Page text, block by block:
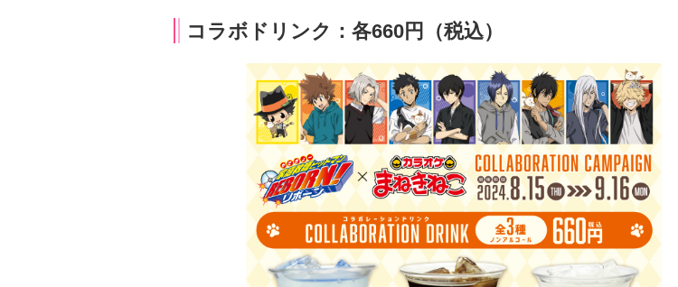
コラボドリンク：各660円（税込）